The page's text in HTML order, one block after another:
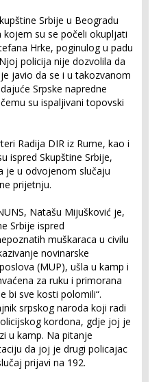
Srbije u Beogradu
kojem su se počeli okupljati
Hrke, poginulog u padu
policija nije dozvolila da
javio da se i u takozvanom
Srpske napredne
su ispaljivani topovski
Radija DIR iz Rume, kao i
ispred Skupštine Srbije,
je u odvojenom slučaju
prijetnju.
Natašu Mijušković je,
Srbije ispred
muškaraca u civilu
novinarske
(MUP), ušla u kamp i
za ruku i primorana
bi sve kosti polomili“.
srpskog naroda koji radi
kordona, gdje joj je
u kamp. Na pitanje
da joj je drugi policajac
prijavi na 192.